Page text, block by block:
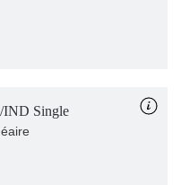
Single